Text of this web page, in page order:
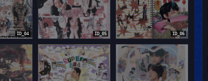
ID_04 ID_05 ID_06